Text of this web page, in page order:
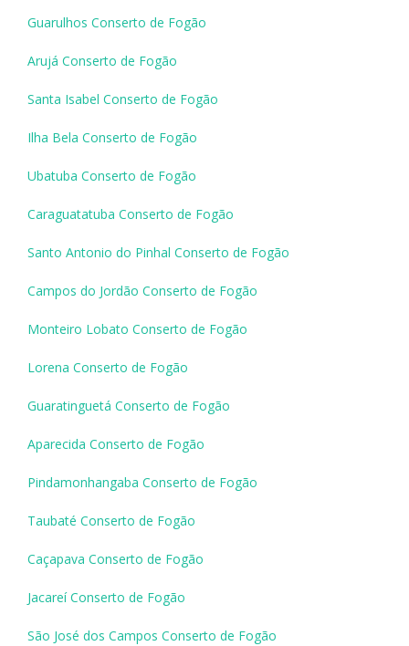
Guarulhos Conserto de Fogão
Arujá Conserto de Fogão
Santa Isabel Conserto de Fogão
Ilha Bela Conserto de Fogão
Ubatuba Conserto de Fogão
Caraguatatuba Conserto de Fogão
Santo Antonio do Pinhal Conserto de Fogão
Campos do Jordão Conserto de Fogão
Monteiro Lobato Conserto de Fogão
Lorena Conserto de Fogão
Guaratinguetá Conserto de Fogão
Aparecida Conserto de Fogão
Pindamonhangaba Conserto de Fogão
Taubaté Conserto de Fogão
Caçapava Conserto de Fogão
Jacareí Conserto de Fogão
São José dos Campos Conserto de Fogão